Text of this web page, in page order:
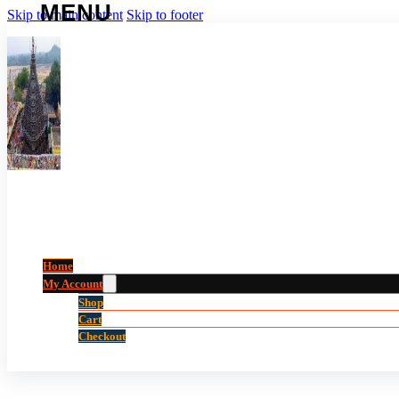
Skip to main content Skip to footer
Home
My Account
Shop
Cart
Checkout